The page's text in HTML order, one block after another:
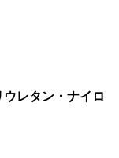
ウレタン・ナイロ